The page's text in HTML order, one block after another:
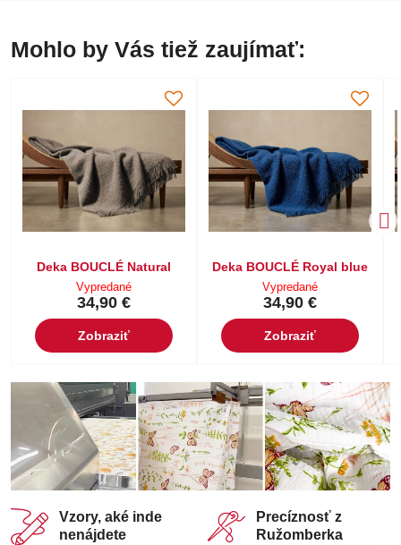
Mohlo by Vás tiež zaujímať:
Deka BOUCLÉ Natural
Vypredané
34,90 €
Zobraziť
Deka BOUCLÉ Royal blue
Vypredané
34,90 €
Zobraziť
Vzory, aké inde
nenájdete
Precíznosť z
Ružomberka